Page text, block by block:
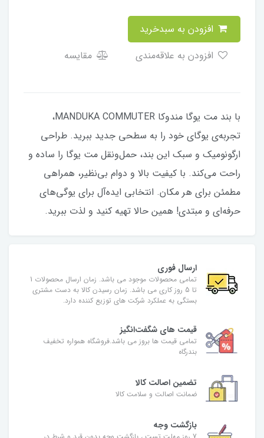
مقایسه
با بند مت یوگا مندوکا MANDUKA COMMUTER،
تجربه‌ی یوگای خود را به سطحی جدید ببرید. طراحی
ارگونومیک و سبک این بند، حمل‌ونقل مت یوگا را ساده و
راحت می‌کند. با کیفیت بالا و دوام بی‌نظیر، همراهی
مطمئن برای هر مکان. انتخابی ایده‌آل برای یوگی‌های
حرفه‌ای و مبتدی! همین حالا تهیه کنید و لذت ببرید.
ارسال فوری
تمامی محصولات موجود می باشد. زمان ارسال محصولات 1
تا 5 روز کاری می باشد. زمان رسیدن کالا به دست مشتری
بستگی به عملکرد شرکت های توزیع کننده دارد.
قیمت های شگفت‌انگیز
تمامی قیمت ها بروز می باشد.فروشگاه همواره تخفیف
بندرگاه
تضمین اصالت کالا
ضمانت اصالت و سلامت کالا
بازگشت وجه